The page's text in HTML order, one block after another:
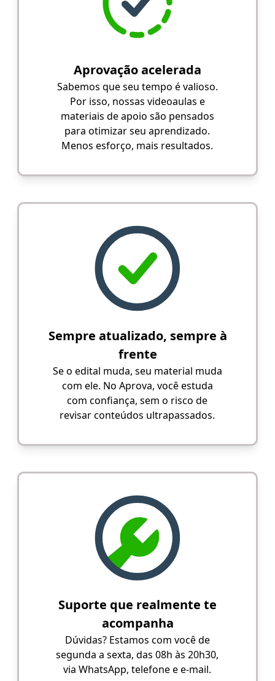
Aprovação acelerada
Sabemos que seu tempo é valioso.
Por isso, nossas videoaulas e
materiais de apoio são pensados
para otimizar seu aprendizado.
Menos esforço, mais resultados.
Sempre atualizado, sempre à
frente
Se o edital muda, seu material muda
com ele. No Aprova, você estuda
com confiança, sem o risco de
revisar conteúdos ultrapassados.
Suporte que realmente te
acompanha
Dúvidas? Estamos com você de
segunda a sexta, das 08h às 20h30,
via WhatsApp, telefone e e-mail.